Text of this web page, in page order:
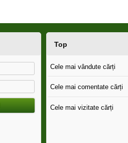
Top
Cele mai vândute cărți
Cele mai comentate cărți
Cele mai vizitate cărți